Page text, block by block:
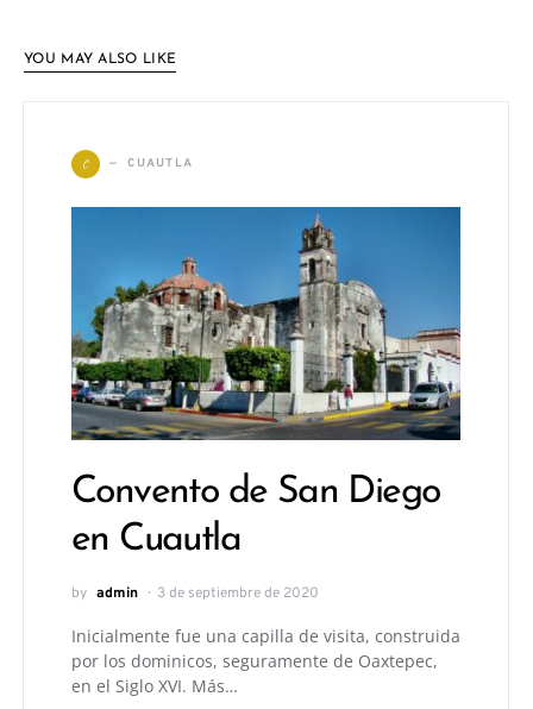
YOU MAY ALSO LIKE
C CUAUTLA
Convento de San Diego
en Cuautla
by admin 3 de septiembre de 2020
Inicialmente fue una capilla de visita, construida
por los dominicos, seguramente de Oaxtepec,
en el Siglo XVI. Más…